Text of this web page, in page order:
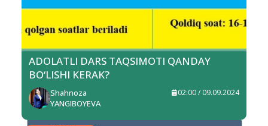
ADOLATLI DARS TAQSIMOTI QANDAY
BO‘LISHI KERAK?
Shahnoza
YANGIBOYEVA
02:00 / 09.09.2024